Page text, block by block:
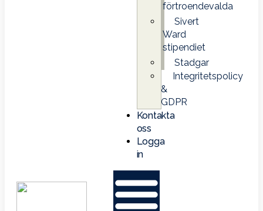
förtroendevalda
Sivert
Ward
stipendiet
Stadgar
Integritetspolicy
&
GDPR
Kontakta
oss
Logga
in